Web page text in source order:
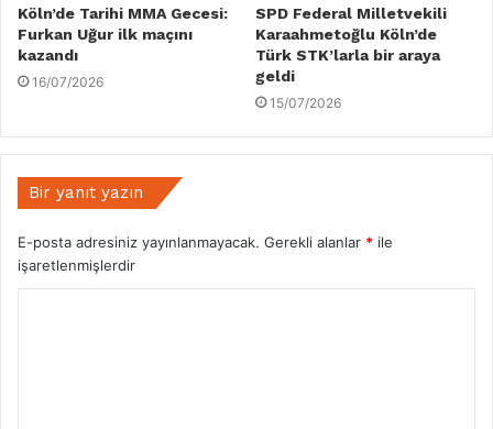
Köln’de Tarihi MMA Gecesi:
Furkan Uğur ilk maçını
kazandı
16/07/2026
SPD Federal Milletvekili
Karaahmetoğlu Köln’de
Türk STK’larla bir araya
geldi
15/07/2026
Bir yanıt yazın
E-posta adresiniz yayınlanmayacak. Gerekli alanlar * ile
işaretlenmişlerdir